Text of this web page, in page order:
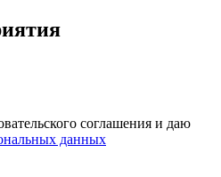
соглашения и даю
данных